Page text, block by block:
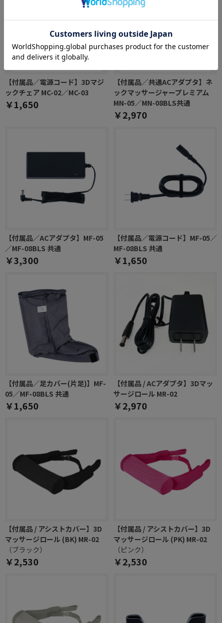
【付属品／電源コード】3Dマジ
ックチェア MC-02／MC-03
￥1,650
【付属品／共通ACアダプタ】ネ
ックマッサージャープレミアム
MN-05／MN-08BLS共通
￥2,970
【付属品／ACアダプタ】MF-05
／MF-08BLS 共通
￥3,300
【付属品／電源コード】MF-05／
MF-08BLS 共通
￥1,650
【付属品／足カバー(片足)】MF-
05／MF-08BLS 共通
￥1,650
【付属品 / ACアダプタ】3Dマッ
サージロール MR-02
￥2,970
【付属品 / アシストカバー】3D
マッサージロール (BK) MR-02
（ブラック）
￥2,530
【付属品 / アシストカバー】3D
マッサージロール (PK) MR-02
（ピンク）
￥2,530